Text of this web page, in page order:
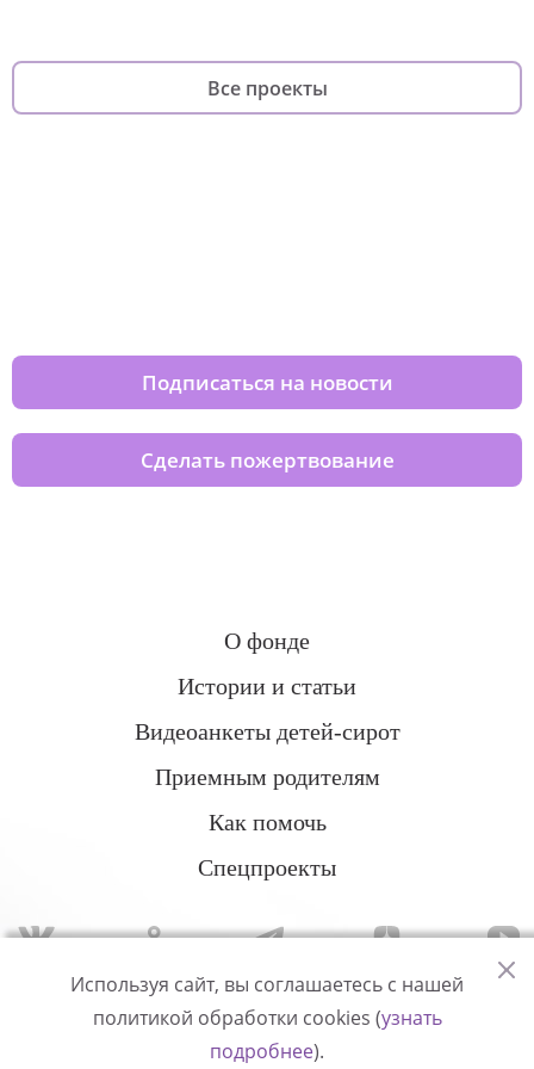
Все проекты
Подписаться на новости
Сделать пожертвование
О фонде
Истории и статьи
Видеоанкеты детей-сирот
Приемным родителям
Как помочь
Спецпроекты
Политика конфиденциальности
Используя сайт, вы соглашаетесь с нашей
политикой обработки cookies (узнать
подробнее).